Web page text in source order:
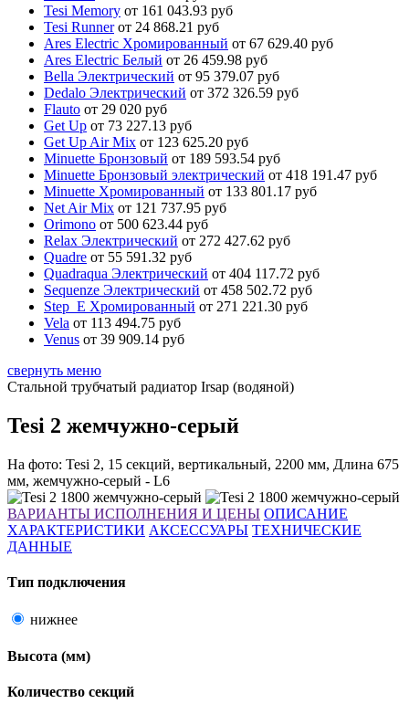
Tesi Memory от 161 043.93 руб
Tesi Runner от 24 868.21 руб
Ares Electric Хромированный от 67 629.40 руб
Ares Electric Белый от 26 459.98 руб
Bella Электрический от 95 379.07 руб
Dedalo Электрический от 372 326.59 руб
Flauto от 29 020 руб
Get Up от 73 227.13 руб
Get Up Air Mix от 123 625.20 руб
Minuette Бронзовый от 189 593.54 руб
Minuette Бронзовый электрический от 418 191.47 руб
Minuette Хромированный от 133 801.17 руб
Net Air Mix от 121 737.95 руб
Orimono от 500 623.44 руб
Relax Электрический от 272 427.62 руб
Quadre от 55 591.32 руб
Quadraqua Электрический от 404 117.72 руб
Sequenze Электрический от 458 502.72 руб
Step_E Хромированный от 271 221.30 руб
Vela от 113 494.75 руб
Venus от 39 909.14 руб
свернуть меню
Стальной трубчатый радиатор Irsap (водяной)
Tesi 2 жемчужно-серый
На фото: Tesi 2, 15 секций, вертикальный, 2200 мм, Длина 675
мм, жемчужно-серый - L6
ВАРИАНТЫ ИСПОЛНЕНИЯ И ЦЕНЫ ОПИСАНИЕ
ХАРАКТЕРИСТИКИ АКСЕССУАРЫ ТЕХНИЧЕСКИЕ
ДАННЫЕ
Тип подключения
нижнее
Высота (мм)
Количество секций